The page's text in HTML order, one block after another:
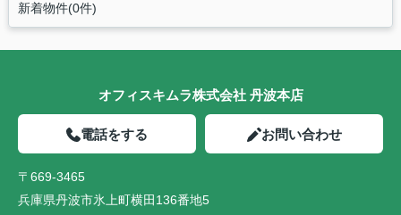
新着物件(0件)
オフィスキムラ株式会社 丹波本店
電話をする お問い合わせ
〒669-3465
兵庫県丹波市氷上町横田136番地5